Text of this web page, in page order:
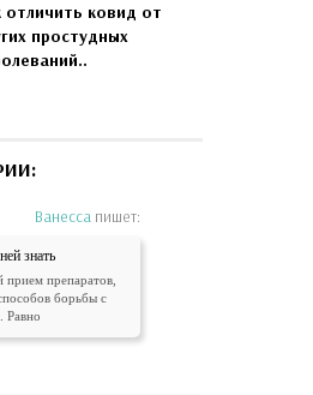
отличить ковид от
простудных
Ванесса пишет:
знать
прием препаратов,
борьбы с
Равно